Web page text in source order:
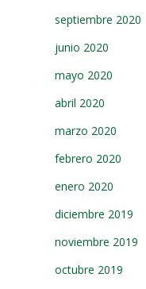
septiembre 2020
junio 2020
mayo 2020
abril 2020
marzo 2020
febrero 2020
enero 2020
diciembre 2019
noviembre 2019
octubre 2019